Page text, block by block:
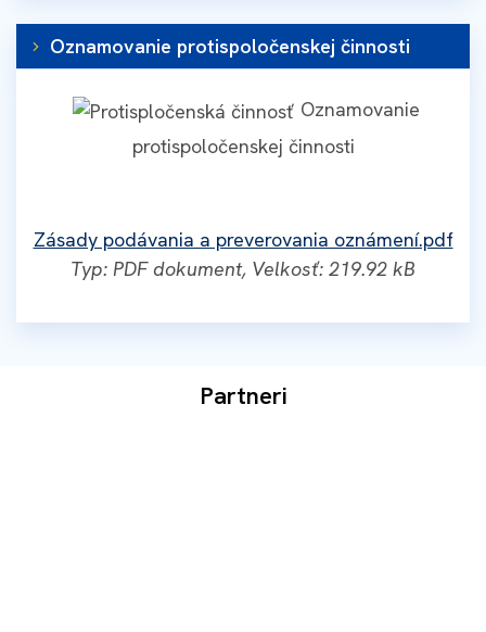
Oznamovanie protispoločenskej činnosti
Oznamovanie
protispoločenskej činnosti
Zásady podávania a preverovania oznámení.pdf
Typ: PDF dokument, Velkosť: 219.92 kB
Partneri